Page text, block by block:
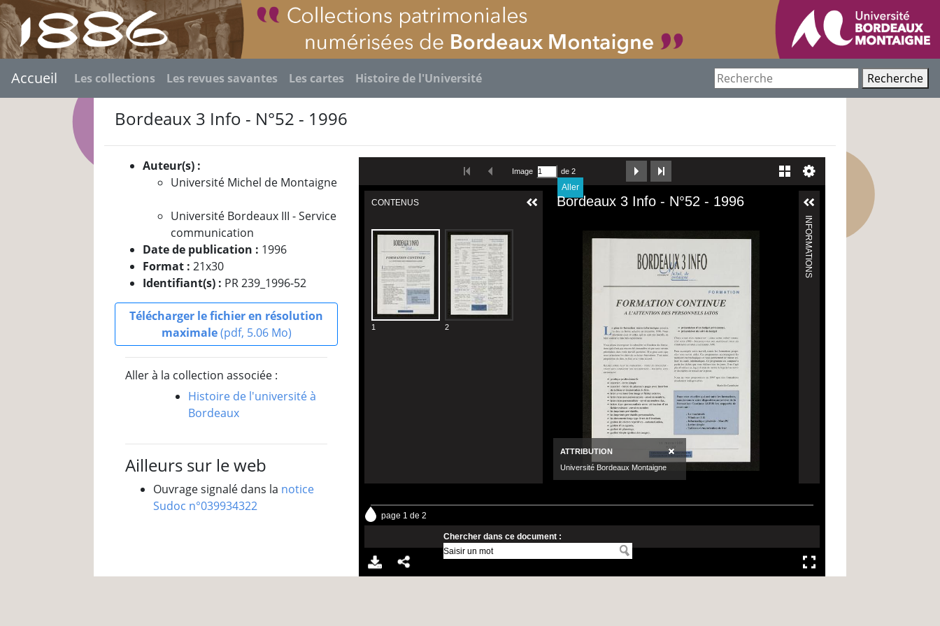
Accueil Les collections Les revues savantes Les cartes Histoire de l'Université Recherche
Bordeaux 3 Info - N°52 - 1996
Auteur(s) :
Université Michel de Montaigne
Université Bordeaux III - Service
communication
Date de publication : 1996
Format :21x30
Identifiant(s) : PR 239_1996-52
Télécharger le fichier en résolution
maximale(pdf, 5.06 Mo)
Aller à la collection associée :
Histoire de l'université à
Bordeaux
Ailleurs sur le web
Ouvrage signalé dans la notice
Sudoc n°039934322